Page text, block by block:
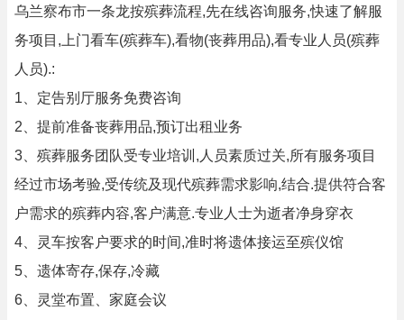
乌兰察布市一条龙按殡葬流程,先在线咨询服务,快速了解服
务项目,上门看车(殡葬车),看物(丧葬用品),看专业人员(殡葬
人员).:
1、定告别厅服务免费咨询
2、提前准备丧葬用品,预订出租业务
3、殡葬服务团队受专业培训,人员素质过关,所有服务项目
经过市场考验,受传统及现代殡葬需求影响,结合.提供符合客
户需求的殡葬内容,客户满意.专业人士为逝者净身穿衣
4、灵车按客户要求的时间,准时将遗体接运至殡仪馆
5、遗体寄存,保存,冷藏
6、灵堂布置、家庭会议